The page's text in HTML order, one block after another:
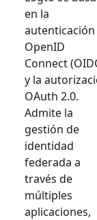
en la
autenticación
OpenID
Connect
y la
OAuth 2.0.
Admite la
gestión de
identidad
federada a
través de
múltiples
aplicaciones,